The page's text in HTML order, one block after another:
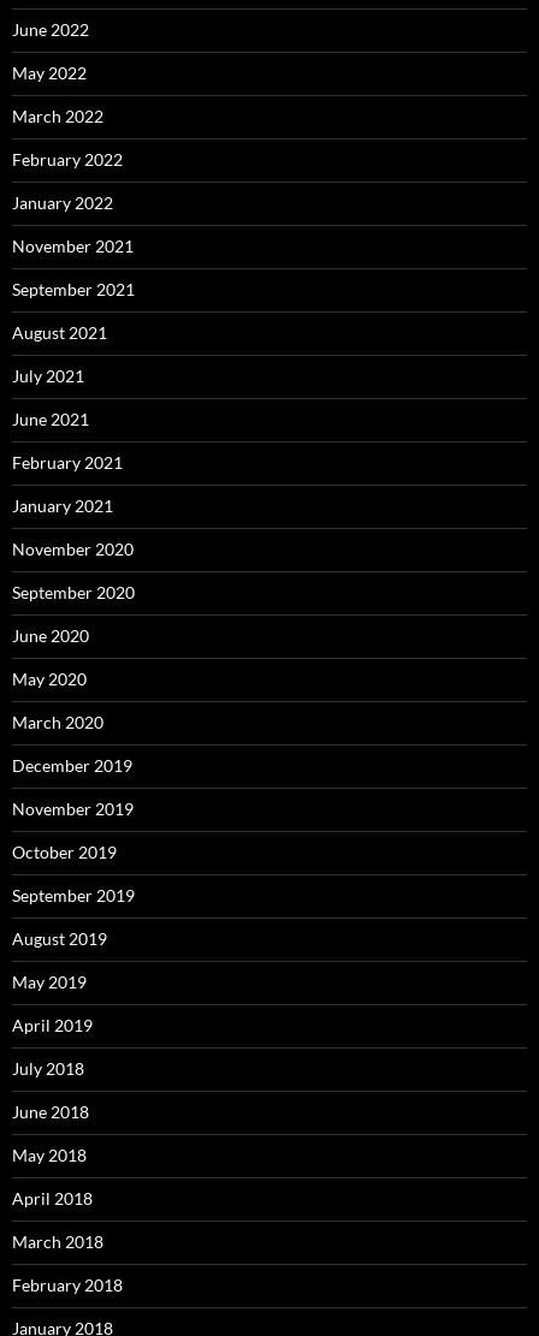
June 2022
May 2022
March 2022
February 2022
January 2022
November 2021
September 2021
August 2021
July 2021
June 2021
February 2021
January 2021
November 2020
September 2020
June 2020
May 2020
March 2020
December 2019
November 2019
October 2019
September 2019
August 2019
May 2019
April 2019
July 2018
June 2018
May 2018
April 2018
March 2018
February 2018
January 2018